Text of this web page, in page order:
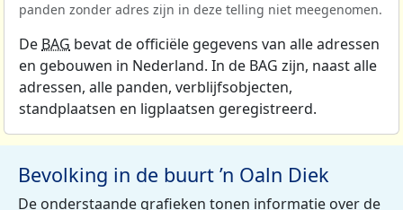
panden zonder adres zijn in deze telling niet meegenomen.
De BAG bevat de officiële gegevens van alle adressen
en gebouwen in Nederland. In de BAG zijn, naast alle
adressen, alle panden, verblijfsobjecten,
standplaatsen en ligplaatsen geregistreerd.
Bevolking in de buurt ’n Oaln Diek
De onderstaande grafieken tonen informatie over de